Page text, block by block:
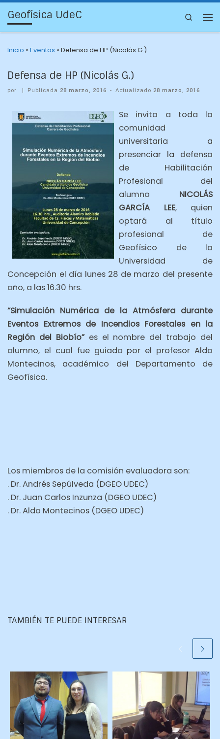
Geofísica UdeC Search
Inicio »Eventos »Defensa de HP (Nicolás G.)
Defensa de HP (Nicolás G.)
por | Publicada 28 marzo, 2016 - Actualizado 28 marzo, 2016
Se invita a toda la
comunidad
universitaria a
presenciar la defensa
de Habilitación
Profesional del
alumno NICOLÁS
GARCÍA LEE, quien
optará al título
profesional de
Geofísico de la
Universidad de
Concepción el día lunes 28 de marzo del presente
año, a las 16.30 hrs.
“Simulación Numérica de la Atmósfera durante
Eventos Extremos de Incendios Forestales en la
Región del Biobío”es el nombre del trabajo del
alumno, el cual fue guiado por el profesor Aldo
Montecinos, académico del Departamento de
Geofísica.
Los miembros de la comisión evaluadora son:
. Dr. Andrés Sepúlveda (DGEO UDEC)
. Dr. Juan Carlos Inzunza (DGEO UDEC)
. Dr. Aldo Montecinos (DGEO UDEC)
TAMBIÉN TE PUEDE INTERESAR